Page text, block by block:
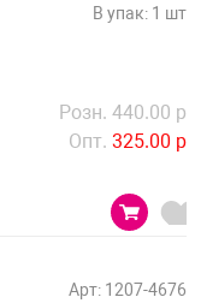
В упак: 1 шт
Розн. 440.00 р
Опт. 325.00 р
Арт: 1207-4676